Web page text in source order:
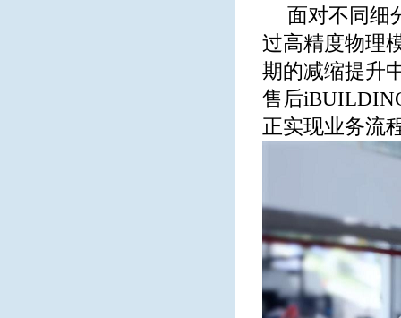
面对不同细
过高精度物理
期的减缩提升
售后
正实现业务流